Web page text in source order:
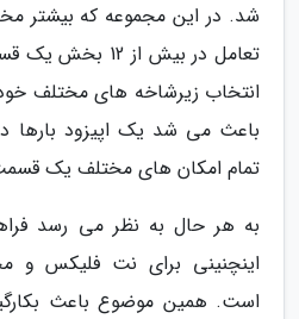
شد. در این مجموعه که بیشتر
تعامل در بیش از
انتخاب زیرشاخه های مختلف
باعث می شد یک اپیزود بارها
تمام امکان های مختلف یک
به هر حال به نظر می رسد
اینچنینی برای نت فلیکس و
است. همین موضوع باعث